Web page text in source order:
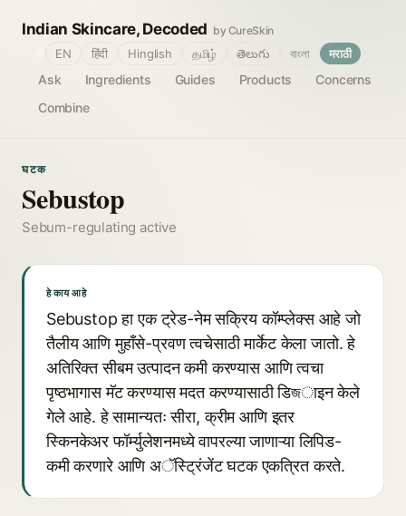
Indian Skincare, Decoded by CureSkin
Ask Ingredients Guides Products
Concerns
Combine
EN हिंदी Hinglish தமிழ் తెలుగు বাংলা मराठी
घटक
Sebustop
Sebum-regulating active
हे काय आहे
Sebustop हा एक ट्रेड-नेम सक्रिय कॉम्प्लेक्स आहे जो
तैलीय आणि मुहाँसे-प्रवण त्वचेसाठी मार्केट केला जातो. हे
अतिरिक्त सीबम उत्पादन कमी करण्यास आणि त्वचा
पृष्ठभागास मॅट करण्यास मदत करण्यासाठी डिজाइन केले
गेले आहे. हे सामान्यतः सीरा, क्रीम आणि इतर
स्किनकेअर फॉर्म्युलेशनमध्ये वापरल्या जाणाऱ्या लिपिड-
कमी करणारे आणि अॅस्ट्रिंजेंट घटक एकत्रित करते.